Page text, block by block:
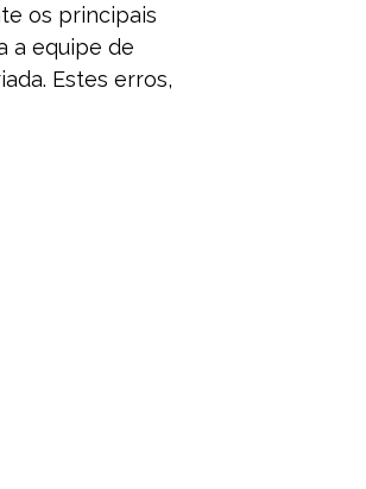
os principais
a equipe de
Estes erros,